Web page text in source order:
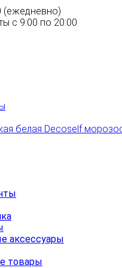
(ежедневно)
с 9:00 по 20:00
белая Decoself
аксессуары
товары